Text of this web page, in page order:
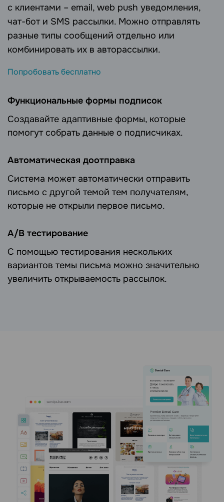
с клиентами – email, web push уведомления,
чат-бот и SMS рассылки. Можно отправлять
разные типы сообщений отдельно или
комбинировать их в авторассылки.
Попробовать бесплатно
Функциональные формы подписок
Создавайте адаптивные формы, которые
помогут собрать данные о подписчиках.
Автоматическая доотправка
Система может автоматически отправить
письмо с другой темой тем получателям,
которые не открыли первое письмо.
А/B тестирование
С помощью тестирования нескольких
вариантов темы письма можно значительно
увеличить открываемость рассылок.